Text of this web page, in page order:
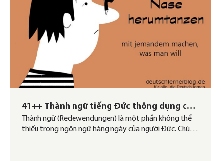
41++ Thành ngữ tiếng Đức thông dụng của
người bản xứ
Thành ngữ (Redewendungen) là một phần không thể
thiếu trong ngôn ngữ hàng ngày của người Đức. Chúng